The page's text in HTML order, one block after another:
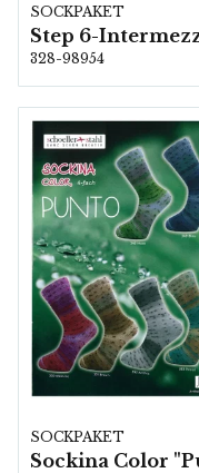
SOCKPAKET
328-98954
SOCKPAKET